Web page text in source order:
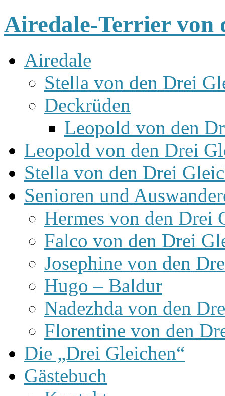
Airedale-Terrier von
Airedale
Stella von den Drei
Deckrüden
Leopold von den
Leopold von den Drei
Stella von den Drei
Senioren und
Hermes von den Drei
Falco von den Drei
Josephine von den
Hugo – Baldur
Nadezhda von den
Florentine von den
Die „Drei Gleichen“
Gästebuch